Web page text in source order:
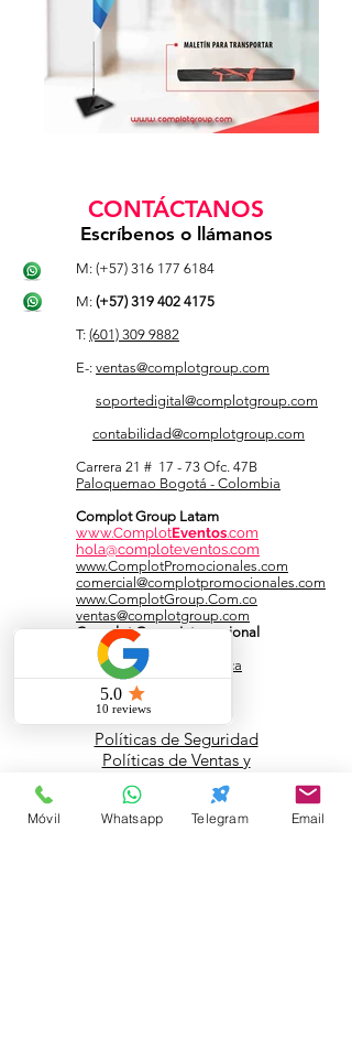
CONTÁCTANOS
Escríbenos o llámanos
M: (+57) 316 177 6184
M: (+57)319 402 4175
T: (601) 309 9882
E-: ventas@complotgroup.com
soportedigital@complotgroup.com
contabilidad@complotgroup.com
​Carrera 21 # 17 - 73 Ofc. 47B
Paloquemao Bogotá - Colombia
Complot Group Latam
www.ComplotEventos.com
hola@comploteventos.com
www.ComplotPromocionales.com
comercial@complotpromocionales.com
www.ComplotGroup.Com.co
ventas@complotgroup.com
Complot Group Internacional
www.ComplotGroup.Ca
contact@complotgroup.ca
Políticas de Seguridad
Políticas de Ventas y
Devoluciones
Políticas de Uso
Políticas de Derecho y Uso de
Móvil Whatsapp Telegram Email